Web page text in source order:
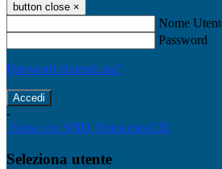
button close ×
Nome
Password
Password dimenticata?
-
Entra con SPID Entra con CIE
Seleziona utente